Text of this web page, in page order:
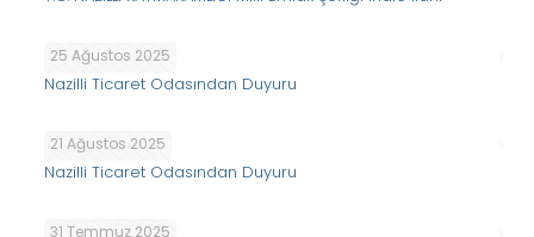
25 Ağustos 2025
Nazilli Ticaret Odasından Duyuru
21 Ağustos 2025
Nazilli Ticaret Odasından Duyuru
31 Temmuz 2025